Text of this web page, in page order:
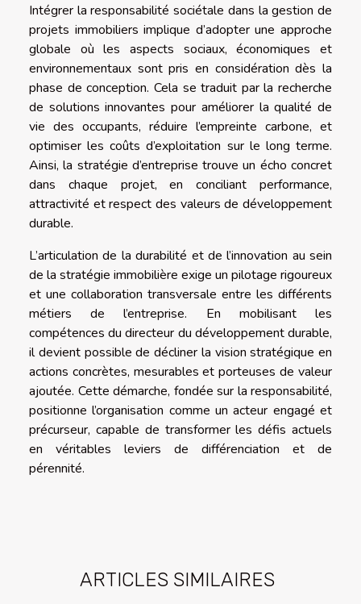
Intégrer la responsabilité sociétale dans la gestion de
projets immobiliers implique d’adopter une approche
globale où les aspects sociaux, économiques et
environnementaux sont pris en considération dès la
phase de conception. Cela se traduit par la recherche
de solutions innovantes pour améliorer la qualité de
vie des occupants, réduire l’empreinte carbone, et
optimiser les coûts d’exploitation sur le long terme.
Ainsi, la stratégie d’entreprise trouve un écho concret
dans chaque projet, en conciliant performance,
attractivité et respect des valeurs de développement
durable.
L’articulation de la durabilité et de l’innovation au sein
de la stratégie immobilière exige un pilotage rigoureux
et une collaboration transversale entre les différents
métiers de l’entreprise. En mobilisant les
compétences du directeur du développement durable,
il devient possible de décliner la vision stratégique en
actions concrètes, mesurables et porteuses de valeur
ajoutée. Cette démarche, fondée sur la responsabilité,
positionne l’organisation comme un acteur engagé et
précurseur, capable de transformer les défis actuels
en véritables leviers de différenciation et de
pérennité.
ARTICLES SIMILAIRES